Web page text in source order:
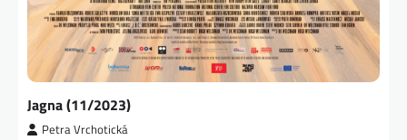
Jagna (11/2023)
Petra Vrchotická